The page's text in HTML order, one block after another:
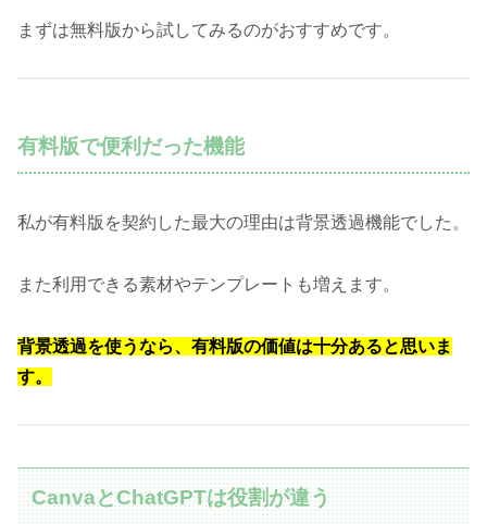
まずは無料版から試してみるのがおすすめです。
有料版で便利だった機能
私が有料版を契約した最大の理由は背景透過機能でした。
また利用できる素材やテンプレートも増えます。
背景透過を使うなら、有料版の価値は十分あると思いま
す。
CanvaとChatGPTは役割が違う